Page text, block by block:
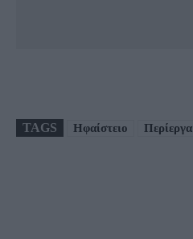
TAGS Ηφαίστειο Περίεργα